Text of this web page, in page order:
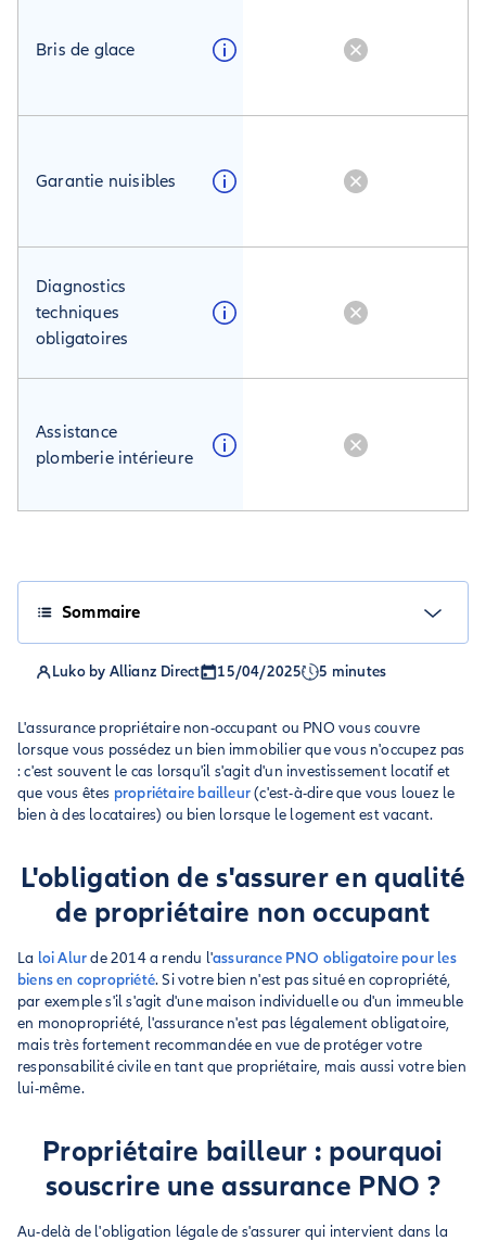
Bris de glace
Garantie nuisibles
Diagnostics
techniques
obligatoires
Assistance
plomberie intérieure
Sommaire
Luko by Allianz Direct 15/04/2025 5 minutes
L'assurance propriétaire non-occupant ou PNO vous couvre
lorsque vous possédez un bien immobilier que vous n'occupez pas
: c'est souvent le cas lorsqu'il s'agit d'un investissement locatif et
que vous êtes propriétaire bailleur(c'est-à-dire que vous louez le
bien à des locataires) ou bien lorsque le logement est vacant.
L'obligation de s'assurer en qualité
de propriétaire non occupant
La loi Alurde 2014 a rendu l'assurance PNO obligatoire pour les
biens en copropriété. Si votre bien n'est pas situé en copropriété,
par exemple s'il s'agit d'une maison individuelle ou d'un immeuble
en monopropriété, l'assurance n'est pas légalement obligatoire,
mais très fortement recommandée en vue de protéger votre
responsabilité civile en tant que propriétaire, mais aussi votre bien
lui-même.
Propriétaire bailleur : pourquoi
souscrire une assurance PNO ?
Au-delà de l'obligation légale de s'assurer qui intervient dans la